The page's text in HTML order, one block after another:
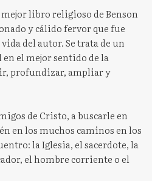
libro religioso de Benson
y cálido fervor que fue
del autor. Se trata de un
el mejor sentido de la
profundizar, ampliar y
de Cristo, a buscarle en
en los muchos caminos en los
la Iglesia, el sacerdote, la
el hombre corriente o el